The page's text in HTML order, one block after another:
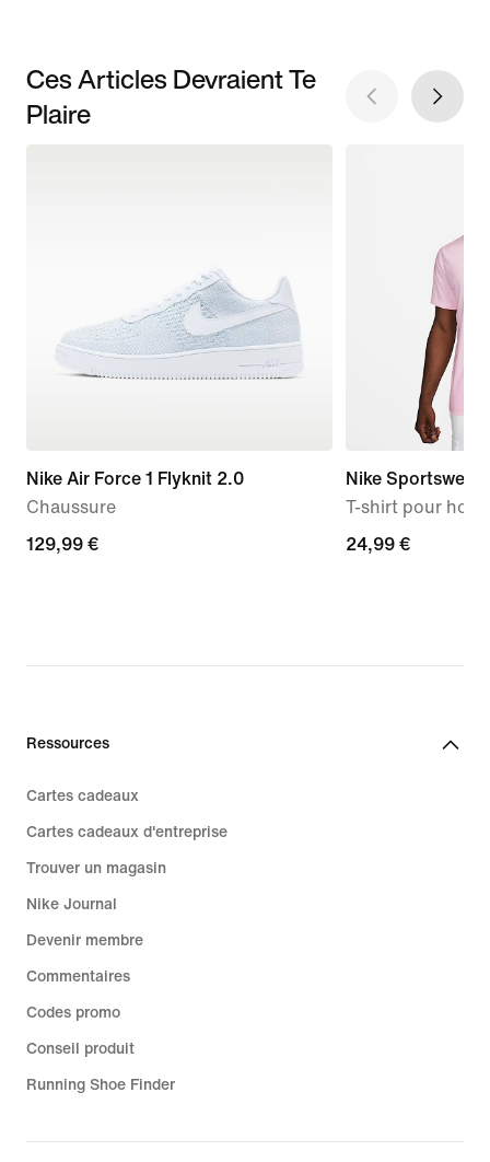
Ces Articles Devraient Te
Plaire
Nike Air Force 1 Flyknit 2.0
Chaussure
129,99 €
129,99 €
Nike Sportswear
T-shirt pour
24,99 €
24,99 €
Ressources
Cartes cadeaux
Cartes cadeaux d'entreprise
Trouver un magasin
Nike Journal
Devenir membre
Commentaires
Codes promo
Conseil produit
Running Shoe Finder